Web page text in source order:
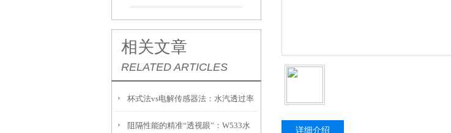
相关文章
RELATED ARTICLES
杯式法vs电解传感器法：水汽透过率
测试仪两大技术路线到底怎么选？
阻隔性能的精准“透视眼”：W533水
详细介绍